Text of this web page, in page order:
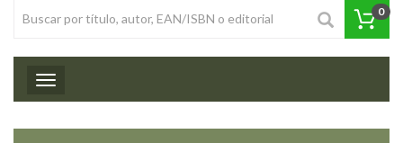
0
Toggle navigation